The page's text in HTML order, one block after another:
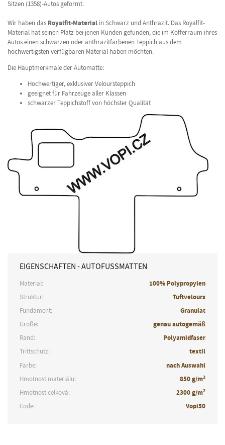
Sitzen (1358)-Autos geformt.
Wir haben das Royalfit-Material in Schwarz und Anthrazit. Das Royalfit-
Material hat seinen Platz bei jenen Kunden gefunden, die im Kofferraum ihres
Autos einen schwarzen oder anthrazitfarbenen Teppich aus dem
hochwertigsten verfügbaren Material haben möchten.
Die Hauptmerkmale der Automatte:
Hochwertiger, exklusiver Veloursteppich
geeignet für Fahrzeuge aller Klassen
schwarzer Teppichstoff von höchster Qualität
EIGENSCHAFTEN - AUTOFUSSMATTEN
Material:
100% Polypropylen
Struktur:
Tuftvelours
Fundament:
Granulat
Größe:
genau autogemäß
Rand:
Polyamidfaser
Trittschutz:
textil
Farbe:
nach Auswahl
Hmotnost materiálu:
850 g/m2
Hmotnost celková: 2300 g/m2
Code: Vopi50